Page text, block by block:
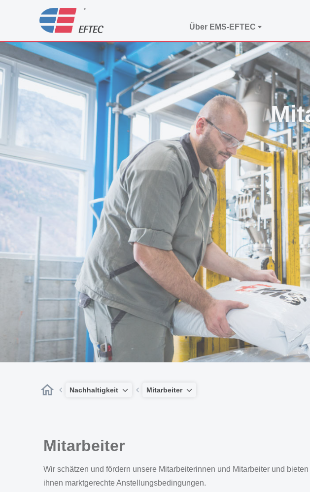
Über EMS-EFTEC
Nachhaltigkeit Mitarbeiter
Mitarbeiter
Wir schätzen und fördern unsere Mitarbeiterinnen und Mitarbeiter und bieten
ihnen marktgerechte Anstellungsbedingungen.